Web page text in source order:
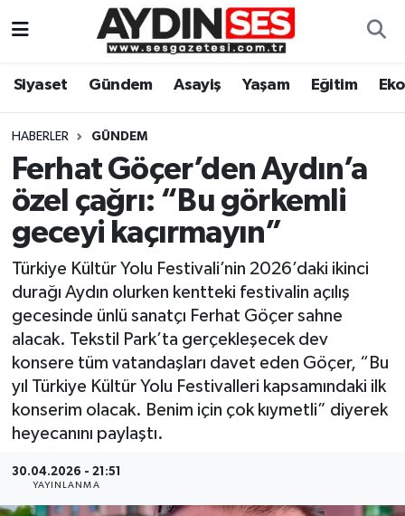
Siyaset Gündem Asayiş Yaşam Eğitim
HABERLER GÜNDEM
Ferhat Göçer’den Aydın’a
özel çağrı: “Bu görkemli
geceyi kaçırmayın”
Türkiye Kültür Yolu Festivali’nin 2026’daki ikinci
durağı Aydın olurken kentteki festivalin açılış
gecesinde ünlü sanatçı Ferhat Göçer sahne
alacak. Tekstil Park’ta gerçekleşecek dev
konsere tüm vatandaşları davet eden Göçer, “Bu
yıl Türkiye Kültür Yolu Festivalleri kapsamındaki ilk
konserim olacak. Benim için çok kıymetli” diyerek
heyecanını paylaştı.
30.04.2026 - 21:51
YAYINLANMA
Gündem
Siyaset
Ekonomi
Yaşam
Eğitim
Kültür Sanat
Spor
Aydın Hava Durumu
Aydin Namaz Vakitleri
Aydın Trafik Yoğunluk Haritası
Süper Lig Puan Durumu ve Fikstür
Tüm Manşetler
Son Dakika Haberleri
Haber Arşivi